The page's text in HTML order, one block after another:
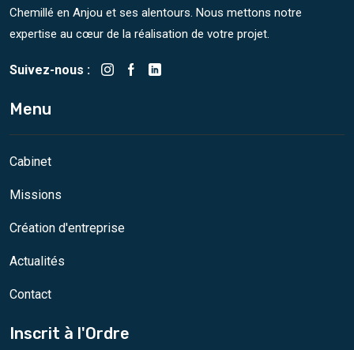
Chemillé en Anjou et ses alentours. Nous mettons notre
expertise au cœur de la réalisation de votre projet.
Suivez-nous :
Menu
Cabinet
Missions
Création d'entreprise
Actualités
Contact
Inscrit à l'Ordre